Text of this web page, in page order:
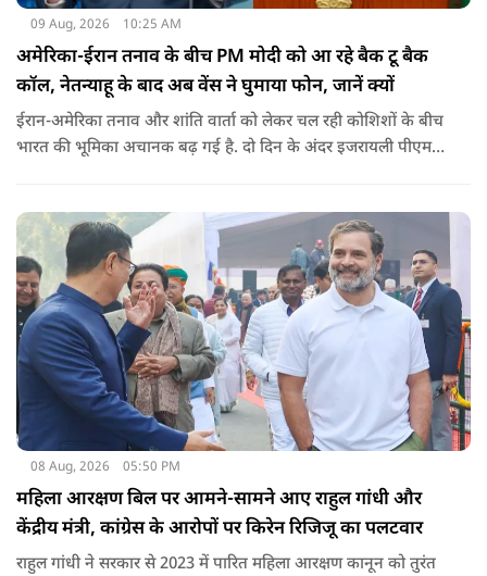
09 Aug, 2026 10:25 AM
अमेरिका-ईरान तनाव के बीच PM मोदी को आ रहे बैक टू बैक
कॉल, नेतन्याहू के बाद अब वेंस ने घुमाया फोन, जानें क्यों
ईरान-अमेरिका तनाव और शांति वार्ता को लेकर चल रही कोशिशों के बीच
भारत की भूमिका अचानक बढ़ गई है. दो दिन के अंदर इजरायली पीएम
08 Aug, 2026 05:50 PM
महिला आरक्षण बिल पर आमने-सामने आए राहुल गांधी और
केंद्रीय मंत्री, कांग्रेस के आरोपों पर किरेन रिजिजू का पलटवार
राहुल गांधी ने सरकार से 2023 में पारित महिला आरक्षण कानून को तुरंत